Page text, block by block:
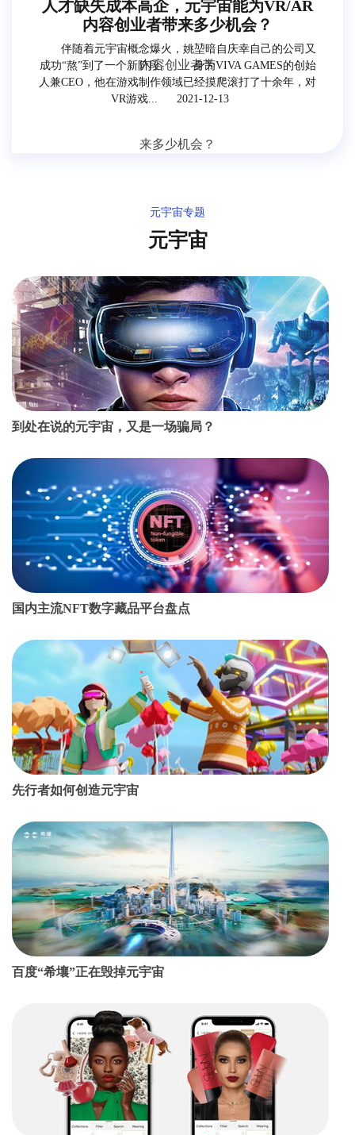
人才缺失成本高企，元宇宙能为VR/AR
内容创业者带来多少机会？
伴随着元宇宙概念爆火，姚堃暗自庆幸自己的公司又
成功“熬”到了一个新阶段。 身为VIVA GAMES的创始
人兼CEO，他在游戏制作领域已经摸爬滚打了十余年，对
VR游戏...
2021-12-13
元宇宙专题
元宇宙
到处在说的元宇宙，又是一场骗局？
国内主流NFT数字藏品平台盘点
先行者如何创造元宇宙
百度“希壤”正在毁掉元宇宙